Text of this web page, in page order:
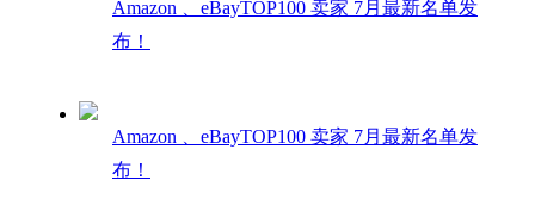
Amazon 、eBayTOP100 卖家 7月最新名单发
布！
Amazon 、eBayTOP100 卖家 7月最新名单发
布！